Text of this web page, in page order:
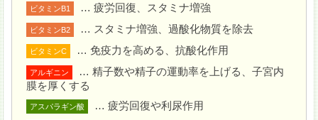
フライパンにオリーブオイルを入れて熱し、 2
を皮
目から入れて焼く。焼き色がついたら裏返す。
ビタミンB1 … 疲労回復、スタミナ増強
ビタミンB2 … スタミナ増強、過酸化物質を除去
ビタミンC … 免疫力を高める、抗酸化作用
アルギニン
… 精子数や精子の運動率を上げる、子宮内
膜を厚くする
アスパラギン酸 … 疲労回復や利尿作用